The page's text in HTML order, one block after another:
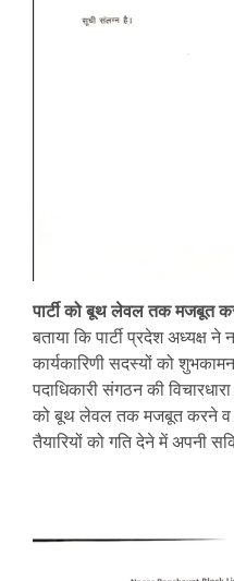
पार्टी को बूथ लेवल तक मजबूत
बताया कि पार्टी प्रदेश अध्यक्ष ने
कार्यकारिणी सदस्यों को
पदाधिकारी संगठन की
को बूथ लेवल तक मजबूत करने व
तैयारियों को गति देने में अपनी